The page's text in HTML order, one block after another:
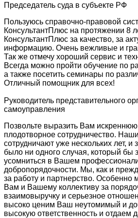
Председатель суда в субъекте РФ
Пользуюсь справочно-правовой
КонсультантПлюс на протяжении 8
КонсультантПлюс за качество, за
информацию. Очень вежливые и
Так же отмечу хороший сервис и
Всегда можно пройти обучение по
а также посетить семинары по
Отличный помощник для всех!
Руководитель представительного
самоуправления
Позвольте выразить Вам искреннюю
плодотворное сотрудничество.
сотрудничают уже нескольких лет, и
было ни одного случая, который бы
усомниться в Вашем
добропорядочности. Мы, как и
за работу и партнерство. Особенно
Вам и Вашему коллективу за
взаимовыручку и серьезное
высоко ценим Ваш неутомимый и
высокую ответственность и отдаем